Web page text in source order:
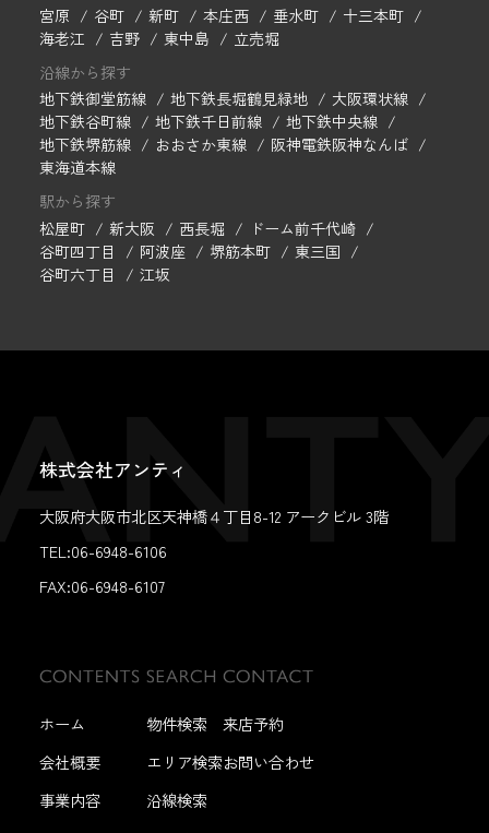
宮原
谷町 新町 本庄西 垂水町
十三本町
海老江
吉野 東中島
立売堀
沿線から探す
地下鉄御堂筋線
地下鉄長堀鶴見緑地
大阪環状線
地下鉄谷町線
地下鉄千日前線
地下鉄中央線
地下鉄堺筋線
おおさか東線
阪神電鉄阪神なんば
東海道本線
駅から探す
松屋町
新大阪 西長堀
ドーム前千代崎
谷町四丁目
阿波座 堺筋本町
東三国
谷町六丁目
江坂
株式会社アンティ
大阪府大阪市北区天神橋４丁目8-12 アークビル 3階
TEL:06-6948-6106
FAX:06-6948-6107
ホーム
会社概要
事業内容
物件検索
エリア検索
沿線検索
来店予約
お問い合わせ